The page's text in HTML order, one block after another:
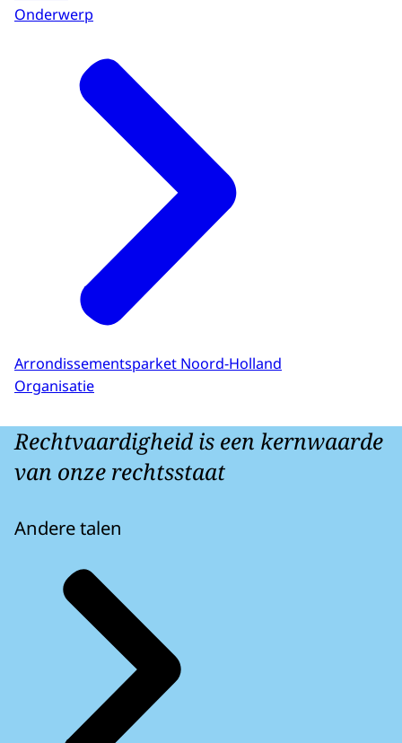
Onderwerp
Arrondissementsparket Noord-Holland
Organisatie
Rechtvaardigheid is een kernwaarde
van onze rechtsstaat
Andere talen